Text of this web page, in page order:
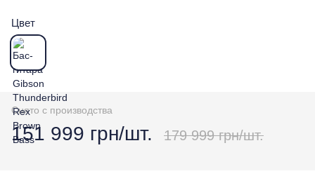
Цвет
Снято с производства
151 999 грн/шт. 179 999 грн/шт.